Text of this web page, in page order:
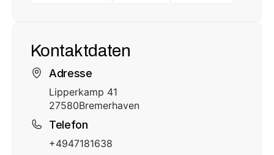
Kontaktdaten
Adresse
Lipperkamp 41
27580Bremerhaven
Telefon
+4947181638